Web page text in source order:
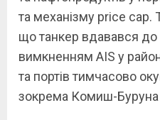
та механізму price cap.
що танкер вдавався до
вимкненням AIS у
та портів тимчасово
зокрема Комиш-Буруна